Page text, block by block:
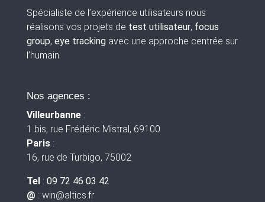
Spécialiste de l’expérience utilisateurs nous
réalisons vos projets de test utilisateur, focus
group, eye trackingavec une approche centrée sur
l’humain
Nos agences :
Villeurbanne :
1 bis, rue Frédéric Mistral, 69100
Paris:
16, rue de Turbigo, 75002
Tel : 09 72 46 03 42
@ : win@altics.fr